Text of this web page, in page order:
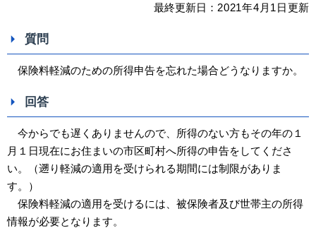
最終更新日： 2021年4 月1日更新
質問
保険料軽減のための所得申告を忘れた場合どうなりますか。
回答
今からでも遅くありませんので、所得のない方もその年の１
月１日現在にお住まいの市区町村へ所得の申告をしてくださ
い。（遡り軽減の適用を受けられる期間には制限がありま
す。）
保険料軽減の適用を受けるには、被保険者及び世帯主の所得
情報が必要となります。